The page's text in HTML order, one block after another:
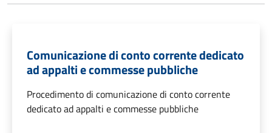
Comunicazione di conto corrente dedicato
ad appalti e commesse pubbliche
Procedimento di comunicazione di conto corrente
dedicato ad appalti e commesse pubbliche